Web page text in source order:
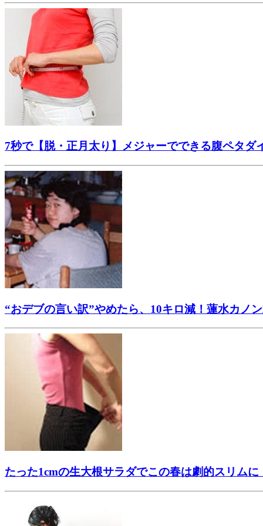
7秒で【脱・正月太り】メジャーでできる腹ペタダ
“おデブの言い訳”やめたら、10キロ減！蓮水カノ
たった1cmの生大根サラダでこの春は劇的スリムに